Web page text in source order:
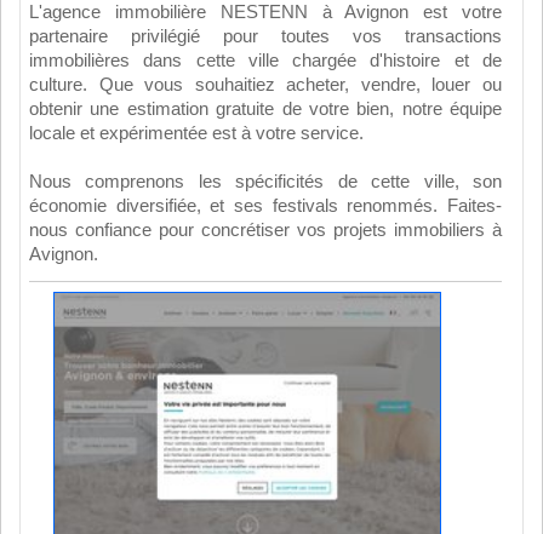
L'agence immobilière NESTENN à Avignon est votre
partenaire privilégié pour toutes vos transactions
immobilières dans cette ville chargée d'histoire et de
culture. Que vous souhaitiez acheter, vendre, louer ou
obtenir une estimation gratuite de votre bien, notre équipe
locale et expérimentée est à votre service.
Nous comprenons les spécificités de cette ville, son
économie diversifiée, et ses festivals renommés. Faites-
nous confiance pour concrétiser vos projets immobiliers à
Avignon.